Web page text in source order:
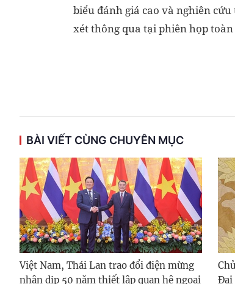
biểu đánh giá cao và nghiên
xét thông qua tại phiên họp
BÀI VIẾT CÙNG CHUYÊN MỤC
Việt Nam, Thái Lan trao đổi điện mừng
nhân dịp 50 năm thiết lập quan hệ ngoại
Đại